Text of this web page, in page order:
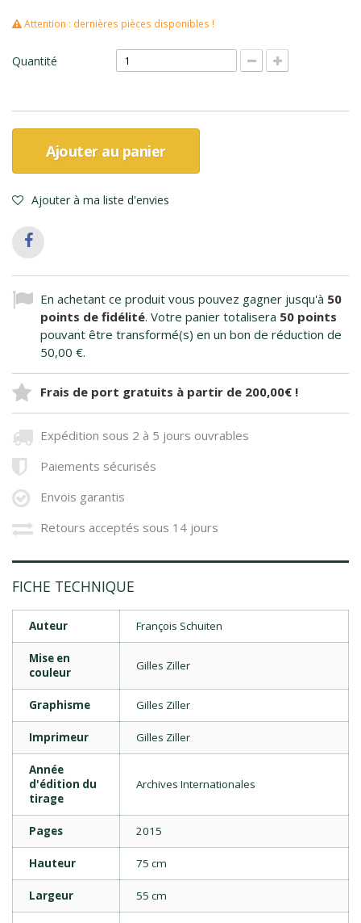
Attention : dernières pièces disponibles !
Quantité
Ajouter au panier
Ajouter à ma liste d'envies
En achetant ce produit vous pouvez gagner jusqu'à 50
points de fidélité. Votre panier totalisera 50 points
pouvant être transformé(s) en un bon de réduction de
50,00 €.
Frais de port gratuits à partir de 200,00€ !
Expédition sous 2 à 5 jours ouvrables
Paiements sécurisés
Envois garantis
Retours acceptés sous 14 jours
FICHE TECHNIQUE
Auteur François Schuiten
Mise en
couleur
Gilles Ziller
Graphisme Gilles Ziller
Imprimeur Gilles Ziller
Année
d'édition du
tirage
Archives Internationales
Pages 2015
Hauteur 75 cm
Largeur 55 cm